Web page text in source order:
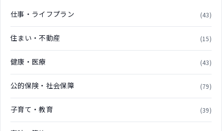
仕事・ライフプラン (43)
住まい・不動産 (15)
健康・医療 (43)
公的保険・社会保障 (79)
子育て・教育 (39)